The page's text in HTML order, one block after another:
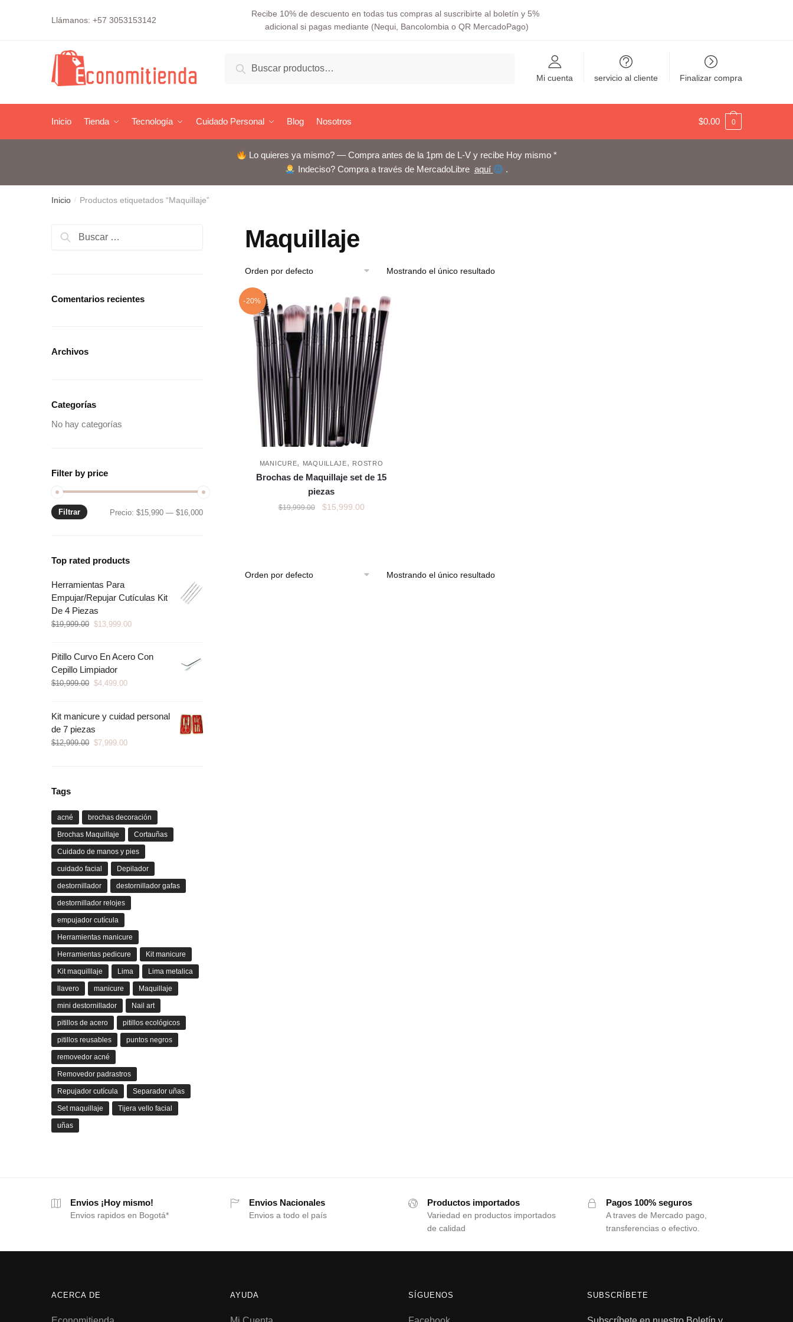
Llámanos: +57 3053153142
Recibe 10% de descuento en todas tus compras al suscribirte al boletín y 5%
adicional si pagas mediante (Nequi, Bancolombia o QR MercadoPago)
por:
Buscar
Mi cuenta servicio al cliente Finalizar compra
Inicio Tienda Tecnología Cuidado Personal Blog Nosotros $0.00 0
Lo quieres ya mismo? — Compra antes de la 1pm de L-V y recibe Hoy mismo *
Indeciso? Compra a través de MercadoLibre aquí .
Inicio / Productos etiquetados “Maquillaje”
Maquillaje
Mostrando el único resultado
-20%
MANICURE, MAQUILLAJE, ROSTRO
Brochas de Maquillaje set de 15
piezas
$19,999.00 $15,999.00
Mostrando el único resultado
Buscar:
Comentarios recientes
Archivos
Categorías
No hay categorías
Filter by price
Filtrar Precio:$15,990 —$16,000
Top rated products
Herramientas Para
Empujar/Repujar Cutículas Kit
De 4 Piezas
$19,999.00 $13,999.00
Pitillo Curvo En Acero Con
Cepillo Limpiador
$10,999.00 $4,499.00
Kit manicure y cuidad personal
de 7 piezas
$12,999.00 $7,999.00
Tags
acné brochas decoración
Brochas Maquillaje Cortauñas
Cuidado de manos y pies
cuidado facial Depilador
destornillador destornillador gafas
destornillador relojes
empujador cutícula
Herramientas manicure
Herramientas pedicure Kit manicure
Kit maquilllaje Lima Lima metalica
llavero manicure Maquillaje
mini destornillador Nail art
pitillos de acero pitillos ecológicos
pitillos reusables puntos negros
removedor acné
Removedor padrastros
Repujador cutícula Separador uñas
Set maquillaje Tijera vello facial
uñas
Envios ¡Hoy mismo!
Envios rapidos en Bogotá*
Envios Nacionales
Envios a todo el país
Productos importados
Variedad en productos importados
de calidad
Pagos 100% seguros
A traves de Mercado pago,
transferencias o efectivo.
ACERCA DE AYUDA SÍGUENOS SUBSCRÍBETE